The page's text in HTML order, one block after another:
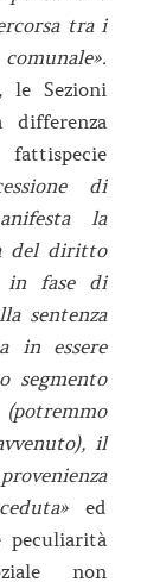
tra i
le Sezioni
di
la
del diritto
in fase di
sentenza
in essere
segmento
il
ed
peculiarità
non